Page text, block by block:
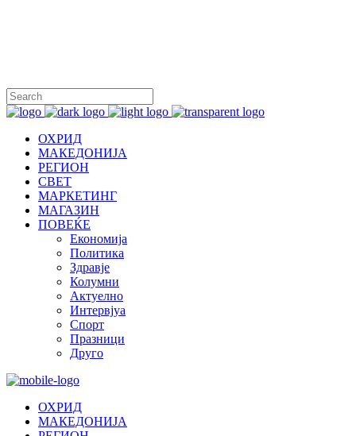
ОХРИД
МАКЕДОНИЈА
РЕГИОН
СВЕТ
МАРКЕТИНГ
МАГАЗИН
ПОВЕЌЕ
Економија
Политика
Здравје
Колумни
Актуелно
Интервјуа
Спорт
Празници
Друго
ОХРИД
МАКЕДОНИЈА